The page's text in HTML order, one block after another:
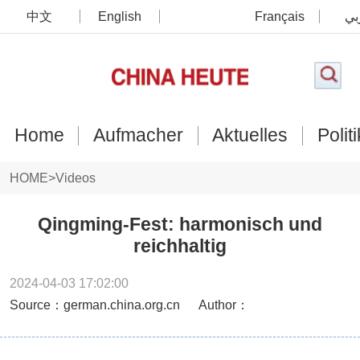
中文 English Français
Home Aufmacher Aktuelles
HOME>Videos
Qingming-Fest: harmonisch und
reichhaltig
2024-04-03 17:02:00
Source：german.china.org.cn
Author：